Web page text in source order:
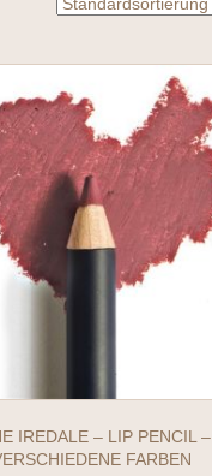
IREDALE – LIP PENCIL –
FARBEN